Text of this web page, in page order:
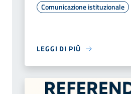
Comunicazione istituzionale
LEGGI DI PIÙ